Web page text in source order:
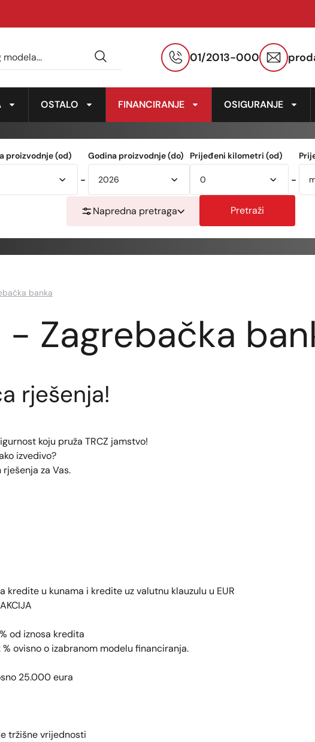
01/2013-000
OSTALO FINANCIRANJE OSIGURANJE
proizvodnje (od)
-
Godina proizvodnje (do) Prijeđeni kilometri (od)
-
Napredna pretraga Pretraži
banka
Zagrebačka
rješenja!
koju pruža TRCZ jamstvo!
izvedivo?
za Vas.
kredite u kunama i kredite uz valutnu klauzulu u EUR
od iznosa kredita
% ovisno o izabranom modelu financiranja.
25.000 eura
tržišne vrijednosti